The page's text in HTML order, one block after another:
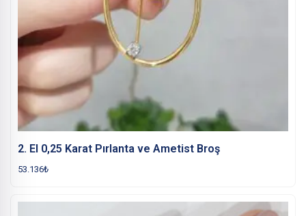
2. El 0,25 Karat Pırlanta ve Ametist Broş
53.136₺